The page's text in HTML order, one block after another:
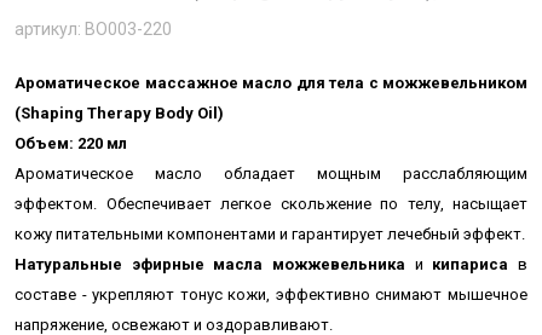
артикул: BO003-220
Ароматическое массажное масло для тела с можжевельником
(Shaping Therapy Body Oil)
Объем: 220 мл
Ароматическое масло обладает мощным расслабляющим
эффектом. Обеспечивает легкое скольжение по телу, насыщает
кожу питательными компонентами и гарантирует лечебный эффект.
Натуральные эфирные масла можжевельника и кипариса в
составе - укрепляют тонус кожи, эффективно снимают мышечное
напряжение, освежают и оздоравливают.